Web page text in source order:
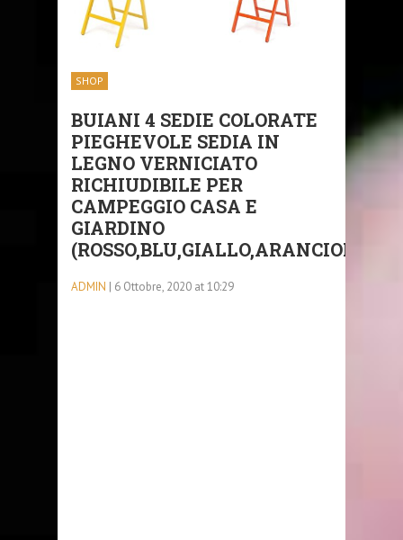
SHOP
BUIANI 4 SEDIE COLORATE
PIEGHEVOLE SEDIA IN
LEGNO VERNICIATO
RICHIUDIBILE PER
CAMPEGGIO CASA E
GIARDINO
(ROSSO,BLU,GIALLO,ARANCIONE,)
ADMIN | 6 Ottobre, 2020 at 10:29